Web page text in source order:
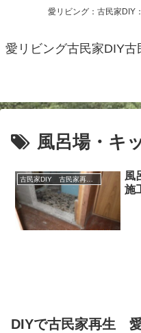
愛リビング：古民家DIY
愛リビング古民家DIY
風呂場・キ
風
施
DIYで古民家再生